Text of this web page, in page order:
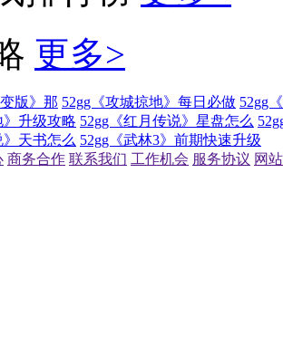
更多>
版》那 52gg《攻城掠地》每日必做 52gg
》升级攻略 52gg《红月传说》星盘怎么
》天书怎么 52gg《武林3》前期快速升级
商务合作 联系我们 工作机会 服务协议 网